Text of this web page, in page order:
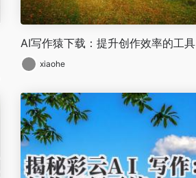
AI写作猿下载：提升创作效率的工具
xiaohe